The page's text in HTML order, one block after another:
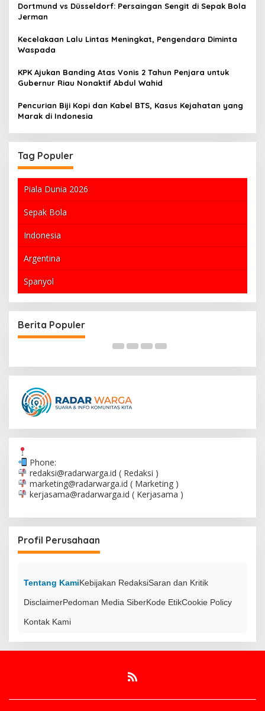
Dortmund vs Düsseldorf: Persaingan Sengit di Sepak Bola
Jerman
Kecelakaan Lalu Lintas Meningkat, Pengendara Diminta
Waspada
KPK Ajukan Banding Atas Vonis 2 Tahun Penjara untuk
Gubernur Riau Nonaktif Abdul Wahid
Pencurian Biji Kopi dan Kabel BTS, Kasus Kejahatan yang
Marak di Indonesia
Tag Populer
Piala Dunia 2026
Sepak Bola
Indonesia
Argentina
Spanyol
Berita Populer
Dortmund vs Düsseldorf: Persaingan Sengit
Phone:
redaksi@radarwarga.id ( Redaksi )
marketing@radarwarga.id ( Marketing )
kerjasama@radarwarga.id ( Kerjasama )
Profil Perusahaan
Tentang KamiKebijakan RedaksiSaran dan Kritik
DisclaimerPedoman Media SiberKode EtikCookie Policy
Kontak Kami